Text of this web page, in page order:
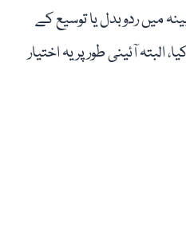
میں ردوبدل یا توسیع کے
آئینی طور پر یہ اختیار